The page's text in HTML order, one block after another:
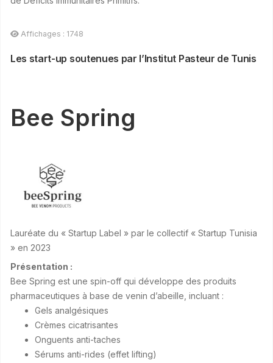
Affichages : 1748
Les start-up soutenues par l’Institut Pasteur de Tunis
Bee Spring
Lauréate du « Startup Label » par le collectif « Startup Tunisia
» en 2023
Présentation :
Bee Spring est une spin-off qui développe des produits
pharmaceutiques à base de venin d’abeille, incluant :
Gels analgésiques
Crèmes cicatrisantes
Onguents anti-taches
Sérums anti-rides (effet lifting)